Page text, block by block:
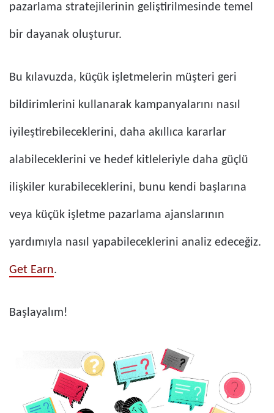
pazarlama stratejilerinin geliştirilmesinde temel
bir dayanak oluşturur.
Bu kılavuzda, küçük işletmelerin müşteri geri
bildirimlerini kullanarak kampanyalarını nasıl
iyileştirebileceklerini, daha akıllıca kararlar
alabileceklerini ve hedef kitleleriyle daha güçlü
ilişkiler kurabileceklerini, bunu kendi başlarına
veya küçük işletme pazarlama ajanslarının
yardımıyla nasıl yapabileceklerini analiz edeceğiz.
Get Earn.
Başlayalım!